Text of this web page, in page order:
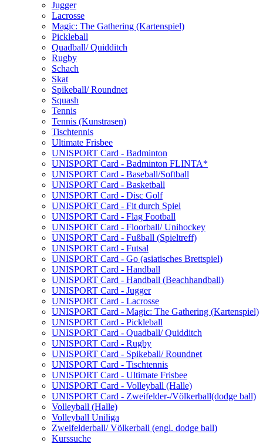
Jugger
Lacrosse
Magic: The Gathering (Kartenspiel)
Pickleball
Quadball/ Quidditch
Rugby
Schach
Skat
Spikeball/ Roundnet
Squash
Tennis
Tennis (Kunstrasen)
Tischtennis
Ultimate Frisbee
UNISPORT Card - Badminton
UNISPORT Card - Badminton FLINTA*
UNISPORT Card - Baseball/Softball
UNISPORT Card - Basketball
UNISPORT Card - Disc Golf
UNISPORT Card - Fit durch Spiel
UNISPORT Card - Flag Football
UNISPORT Card - Floorball/ Unihockey
UNISPORT Card - Fußball (Spieltreff)
UNISPORT Card - Futsal
UNISPORT Card - Go (asiatisches Brettspiel)
UNISPORT Card - Handball
UNISPORT Card - Handball (Beachhandball)
UNISPORT Card - Jugger
UNISPORT Card - Lacrosse
UNISPORT Card - Magic: The Gathering (Kartenspiel)
UNISPORT Card - Pickleball
UNISPORT Card - Quadball/ Quidditch
UNISPORT Card - Rugby
UNISPORT Card - Spikeball/ Roundnet
UNISPORT Card - Tischtennis
UNISPORT Card - Ultimate Frisbee
UNISPORT Card - Volleyball (Halle)
UNISPORT Card - Zweifelder-/Völkerball(dodge ball)
Volleyball (Halle)
Volleyball Uniliga
Zweifelderball/ Völkerball (engl. dodge ball)
Kurssuche